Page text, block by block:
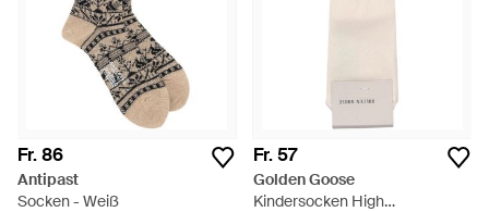
Fr. 86
Antipast
Socken - Weiß
Fr. 57
Golden Goose
Kindersocken High